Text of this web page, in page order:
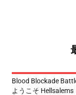
Blood Blockade
ようこそ Hellsalems